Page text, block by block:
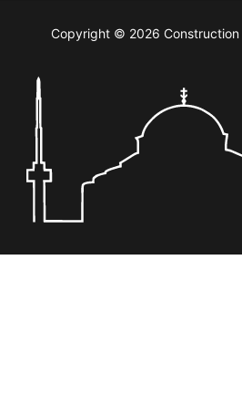
Copyright © 2026 Construction